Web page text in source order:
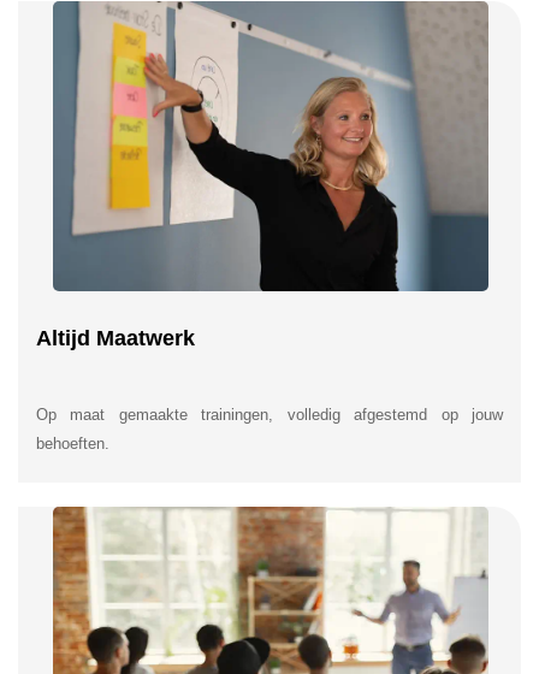
Altijd Maatwerk
Op maat gemaakte trainingen, volledig afgestemd op jouw
behoeften.